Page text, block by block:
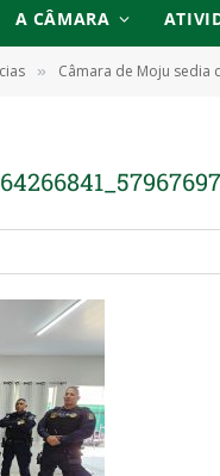
A CÂMARA
» Câmara de Moju